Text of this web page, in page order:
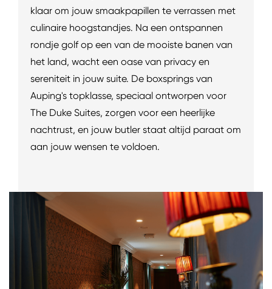
klaar om jouw smaakpapillen te verrassen met
culinaire hoogstandjes. Na een ontspannen
rondje golf op een van de mooiste banen van
het land, wacht een oase van privacy en
sereniteit in jouw suite. De boxsprings van
Auping's topklasse, speciaal ontworpen voor
The Duke Suites, zorgen voor een heerlijke
nachtrust, en jouw butler staat altijd paraat om
aan jouw wensen te voldoen.